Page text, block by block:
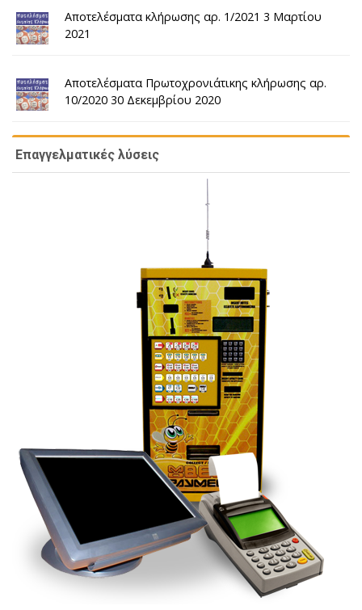
Αποτελέσματα κλήρωσης αρ. 1/2021 3 Μαρτίου
2021
Αποτελέσματα Πρωτοχρονιάτικης κλήρωσης αρ.
10/2020 30 Δεκεμβρίου 2020
Επαγγελματικές λύσεις